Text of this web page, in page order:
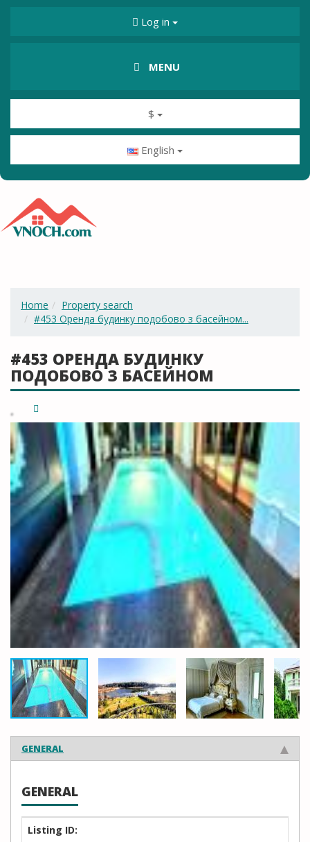
Log in
MENU
$
English
Home
Property search
#453 Оренда будинку подобово з басейном...
#453 ОРЕНДА БУДИНКУ
ПОДОБОВО З БАСЕЙНОМ
GENERAL
GENERAL
Listing ID: